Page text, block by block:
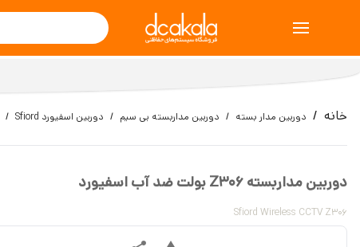
خانه دوربین مدار بسته دوربین مداربسته بی سیم دوربین اسفیورد Sfiord
دوربین مداربسته Z306 بولت ضد آب اسفیورد
Sfiord Wireless CCTV Z306